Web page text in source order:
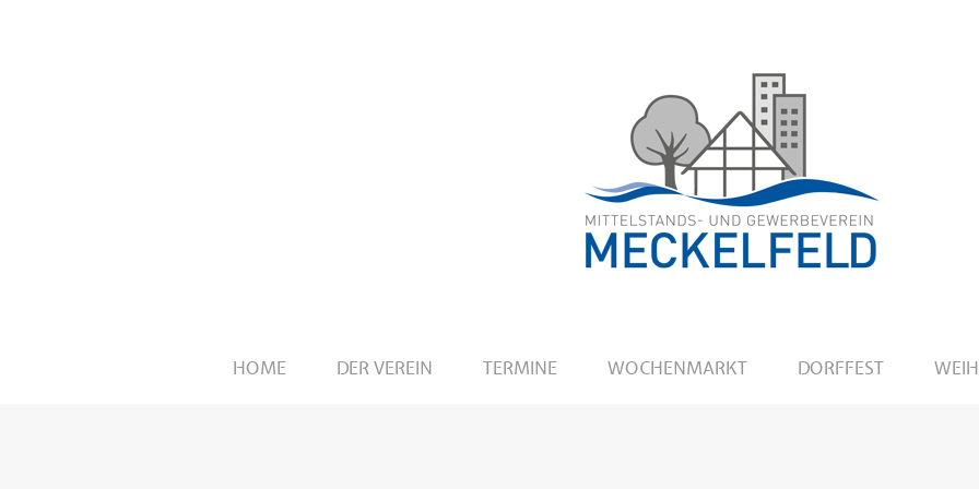
HOME DER VEREIN TERMINE WOCHENMARKT DORFFEST